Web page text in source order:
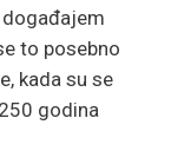
to posebno
kada su se
godina